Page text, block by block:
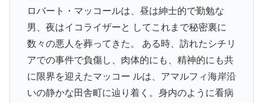
ロバート・マッコールは、昼は紳士的で勤勉な
男、夜はイコライザーと してこれまで秘密裏に
数々の悪人を葬ってきた。 ある時、訪れたシチリ
アでの事件で負傷し、肉体的にも、精神的にも共
に限界を迎えたマッコー ルは、アマルフィ海岸沿
いの静かな田舎町に辿り着く。身内のように看病